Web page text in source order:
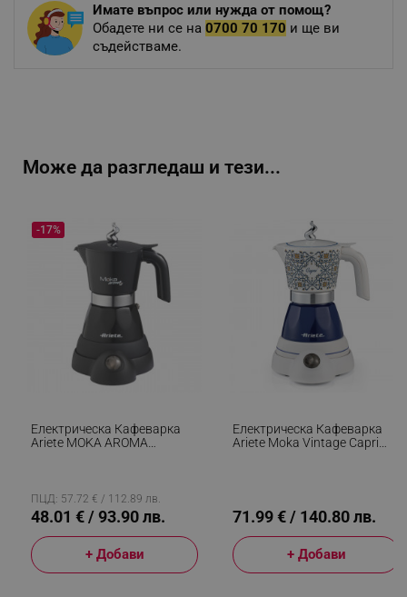
Имате въпрос или нужда от помощ?
Обадете ни се на 0700 70 170 и ще ви
съдействаме.
Може да разгледаш и тези...
Електрическа Кафеварка
Ariete MOKA AROMA
Основа, Черен
-17%
ПЦД: 57.72 € / 112.89 лв.
48.01 € / 93.90 лв.
+ Добави
Електрическа Кафеварка
Ariete Moka Vintage Capri
71.99 € / 140.80 лв.
+ Добави